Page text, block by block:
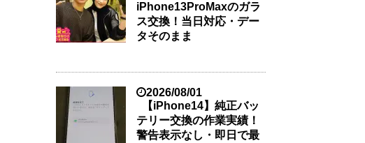
iPhone13ProMaxのガラ
ス交換！当日対応・デー
タそのまま
2026/08/01
【iPhone14】純正バッ
テリー交換の作業実績！
警告表示なし・即日で最